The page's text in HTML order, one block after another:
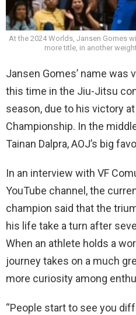
At the 2024 Worlds, Jansen Gomes
more title, in another
Jansen Gomes’ name was
this time in the Jiu-Jitsu
season, due to his victory
Championship. In the
Tainan Dalpra, AOJ’s big
In an interview with VF
YouTube channel, the
champion said that the
his life take a turn after
When an athlete holds a
journey takes on a much
more curiosity among
“People start to see you